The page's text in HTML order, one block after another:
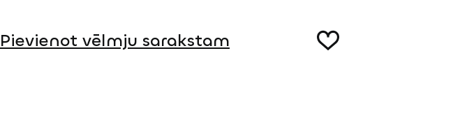
Pievienot vēlmju sarakstam